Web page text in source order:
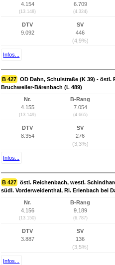
4.154
(13.148)
6.709
(4.324)
DTV
9.092
SV
446
(4,9%)
Infos...
B 427 OD Dahn, Schulstraße (K 39) - östl.
Bruchweiler-Bärenbach (L 489)
Nr.
4.155
(13.149)
B-Rang
7.054
(4.665)
DTV
8.354
SV
276
(3,3%)
Infos...
B 427 östl. Reichenbach, westl.
südl. Vorderweidenthal, Ri. Erlenbach bei
Nr.
4.156
(13.150)
B-Rang
9.189
(6.787)
DTV
3.887
SV
136
(3,5%)
Infos...